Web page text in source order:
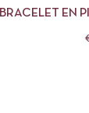
BRACELET EN